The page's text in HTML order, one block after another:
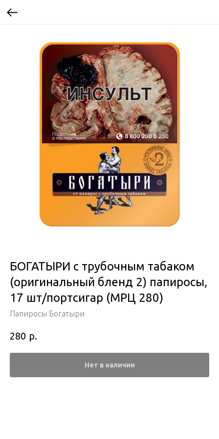
БОГАТЫРИ с трубочным табаком
(оригинальный бленд 2) папиросы,
17 шт/портсигар (МРЦ 280)
Папиросы Богатыри
280 р.
Нет в наличии